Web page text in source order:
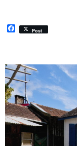
F
a
o
o
k
Post
Enter VR
Exit VR
VR Setup
0:00 / 0:00